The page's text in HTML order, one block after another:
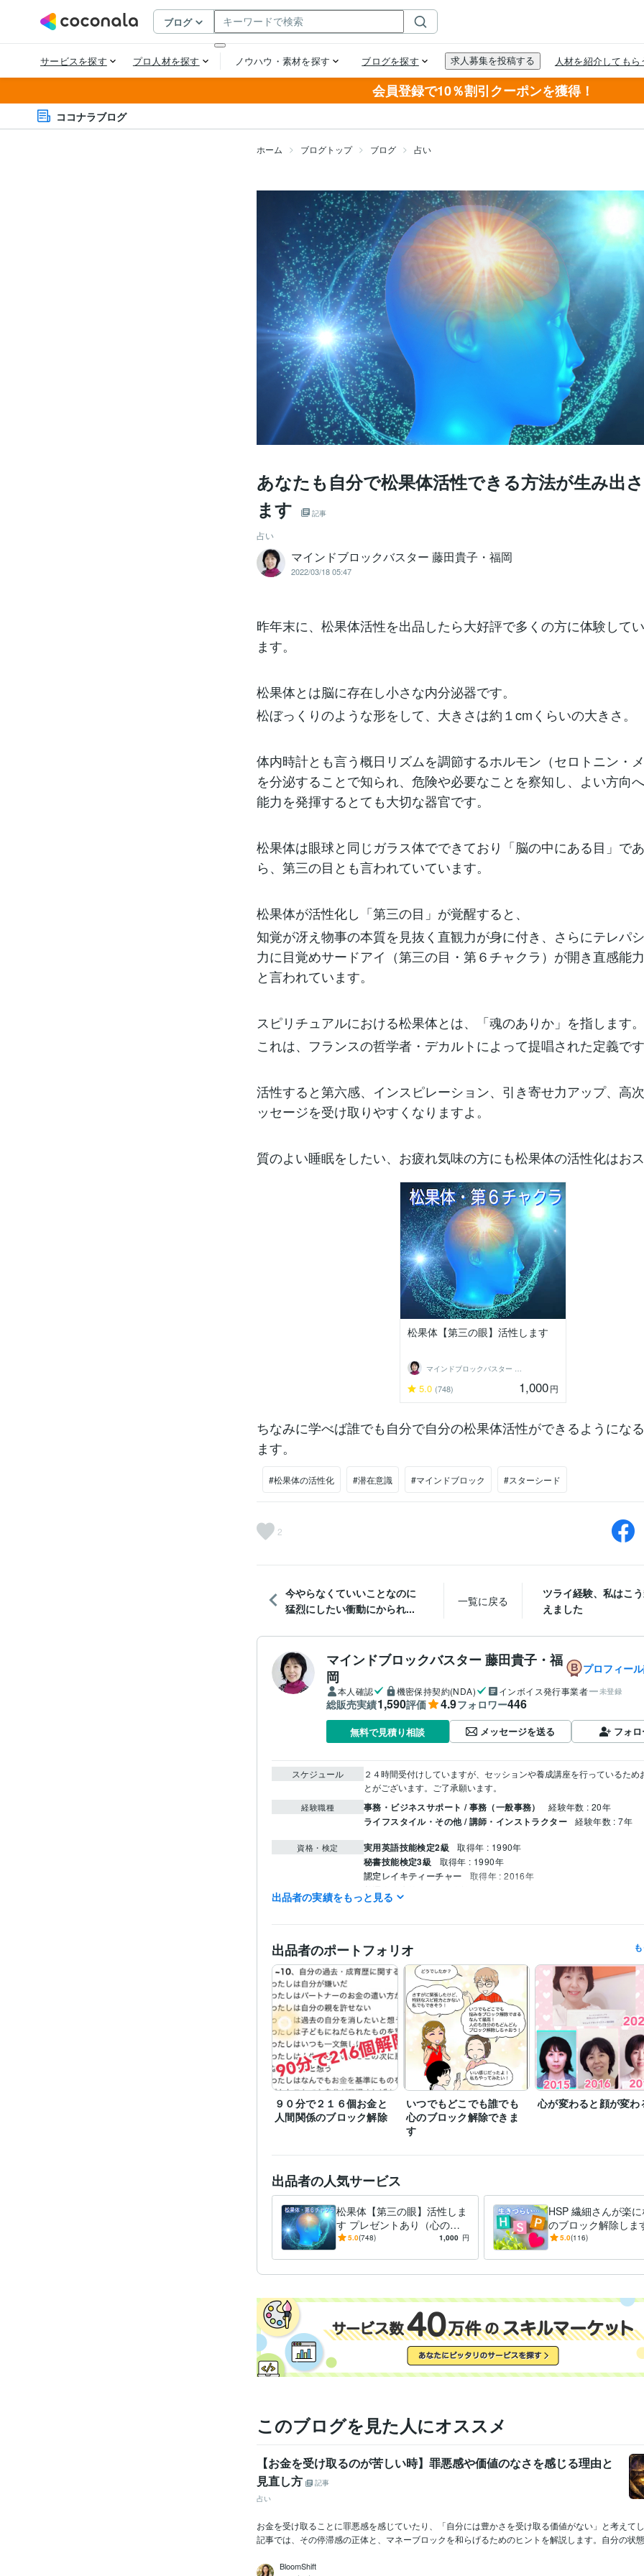
会員登録で10％割引クーポンを獲得！
ココナラブログ
ホーム ブログトップ ブログ 占い
あなたも自分で松果体活性できる方法が生み出
ます
記事
占い
マインドブロックバスター 藤田貴子・福岡
2022/03/18 05:47
昨年末に、松果体活性を出品したら大好評で多くの方に体験して
ます。
松果体とは脳に存在し小さな内分泌器です。
松ぼっくりのような形をして、大きさは約１cmくらいの大きさ。
体内時計とも言う概日リズムを調節するホルモン（セロトニン・メ
を分泌することで知られ、危険や必要なことを察知し、よい方向
能力を発揮するとても大切な器官です。
松果体は眼球と同じガラス体でできており「脳の中にある目」で
ら、第三の目とも言われていています。
松果体が活性化し「第三の目」が覚醒すると、
知覚が冴え物事の本質を見抜く直観力が身に付き、さらにテレパ
力に目覚めサードアイ（第三の目・第６チャクラ）が開き直感能
と言われています。
スピリチュアルにおける松果体とは、「魂のありか」を指します。
これは、フランスの哲学者・デカルトによって提唱された定義です
活性すると第六感、インスピレーション、引き寄せ力アップ、高
ッセージを受け取りやすくなりますよ。
質のよい睡眠をしたい、お疲れ気味の方にも松果体の活性化はおス
松果体【第三の眼】活性します
マインドブロックバスター 藤田貴子・福岡
5.0 (748) 1,000円
ちなみに学べば誰でも自分で自分の松果体活性ができるようにな
ます。
#松果体の活性化 #潜在意識 #マインドブロック #スターシード
2
今やらなくていいことなのに
猛烈にしたい衝動にかられ...
一覧に戻る
ツライ経験、私はこ
えました
マインドブロックバスター 藤田貴子・福
岡
プロフィー
本人確認 機密保持契約(NDA) インボイス発行事業者 未登録
総販売実績1,590評価 4.9フォロワー446
無料で見積り相談 メッセージを送る フォ
スケジュール
２４時間受付けしていますが、セッションや養成講座を行っているため
経験職種 事務・ビジネスサポート / 事務（一般事務） 経験年数 : 20年
ライフスタイル・その他 / 講師・インストラクター 経験年数 : 7年
資格・検定 実用英語技能検定2級 取得年 : 1990年
秘書技能検定3級 取得年 : 1990年
認定レイキティーチャー 取得年 : 2016年
普通自動車第一種運転免許
学歴 活水女子短期大学 1990年3月 ~ 1992年2月
出品者の実績をもっと見る
出品者のポートフォリオ
９０分で２１６個お金と
人間関係のブロック解除
いつでもどこでも誰でも
心のブロック解除できま
す
心が変わると顔が変わ
出品者の人気サービス
松果体【第三の眼】活性しま
す プレゼントあり（心のブ
ロック解除） ８／9日まで
5.0(748) 1,000 円
HSP 繊細さんが楽
のブロック解除しま
疲れやすく「生きづら
5.0(116)
このブログを見た人にオススメ
【お金を受け取るのが苦しい時】罪悪感や価値のなさを感じる理由と
見直し方
記事
占い
お金を受け取ることに罪悪感を感じていたり、「自分には豊かさを受け取る価値がない」と考えて
記事では、その停滞感の正体と、マネーブロックを和らげるためのヒントを解説します。自分の状
BloomShift